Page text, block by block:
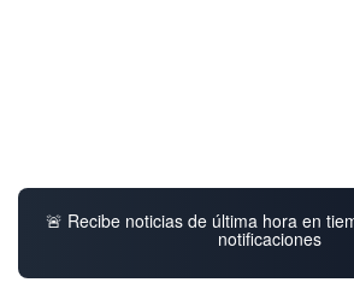
🚨 Recibe noticias de última hora en
notificaciones